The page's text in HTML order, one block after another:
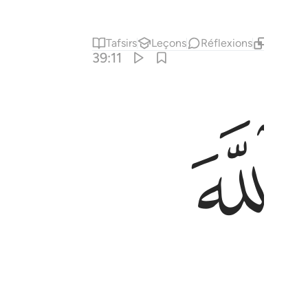
Tafsirs Leçons Réflexions
39:11
ﱆ